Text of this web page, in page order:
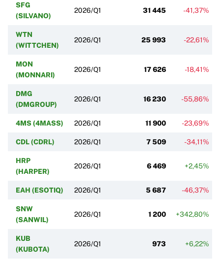
SFG
(SILVANO)
2026/Q1 31 445 -41,37%
WTN
(WITTCHEN)
2026/Q1 25 993 -22,61%
MON
(MONNARI)
2026/Q1 17 626 -18,41%
DMG
(DMGROUP)
2026/Q1 16 230 -55,86%
4MS (4MASS) 2026/Q1 11 900 -23,69%
CDL (CDRL) 2026/Q1 7 509 -34,11%
HRP
(HARPER)
2026/Q1 6 469 +2,45%
EAH (ESOTIQ) 2026/Q1 5 687 -46,37%
SNW
(SANWIL)
2026/Q1 1 200 +342,80%
KUB
(KUBOTA)
2026/Q1 973 +6,22%